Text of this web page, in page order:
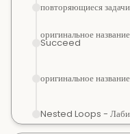
повторяющиеся
оригинальное
Succeed
оригинальное
Nested Loops -